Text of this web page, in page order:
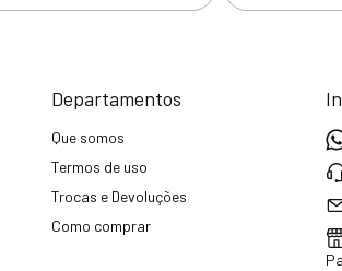
Departamentos
Que somos
Termos de uso
Trocas e Devoluções
Como comprar